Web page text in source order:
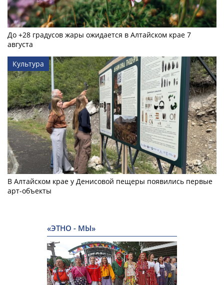
До +28 градусов жары ожидается в Алтайском крае 7
августа
Культура
В Алтайском крае у Денисовой пещеры появились первые
арт-объекты
«ЭТНО - МЫ»